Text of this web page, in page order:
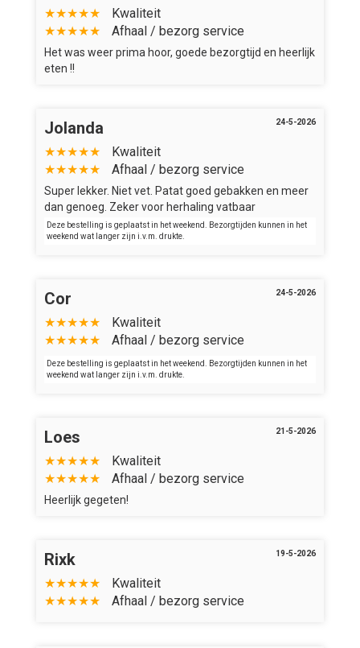
★★★★★
Kwaliteit
★★★★★
Afhaal / bezorg service
Het was weer prima hoor, goede bezorgtijd en heerlijk
eten !!
Jolanda
★★★★★
Kwaliteit
★★★★★
Afhaal / bezorg service
Super lekker. Niet vet. Patat goed gebakken en meer
dan genoeg. Zeker voor herhaling vatbaar
Deze bestelling is geplaatst in het weekend. Bezorgtijden kunnen in het
weekend wat langer zijn i.v.m. drukte.
24-5-2026
Cor
★★★★★
Kwaliteit
★★★★★
Afhaal / bezorg service
Deze bestelling is geplaatst in het weekend. Bezorgtijden kunnen in het
weekend wat langer zijn i.v.m. drukte.
24-5-2026
Loes
★★★★★
Kwaliteit
★★★★★
Afhaal / bezorg service
Heerlijk gegeten!
21-5-2026
Rixk
★★★★★
Kwaliteit
★★★★★
Afhaal / bezorg service
19-5-2026